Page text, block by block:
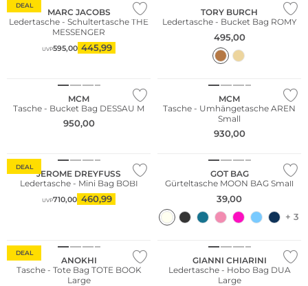
DEAL
MARC JACOBS
Ledertasche - Schultertasche THE
MESSENGER
UVP595,00 445,99
TORY BURCH
Ledertasche - Bucket Bag ROMY
495,00
MCM
Tasche - Bucket Bag DESSAU M
950,00
MCM
Tasche - Umhängetasche AREN
Small
930,00
DEAL
JEROME DREYFUSS
Ledertasche - Mini Bag BOBI
UVP710,00 460,99
GOT BAG
Gürteltasche MOON BAG Small
39,00
+ 3
DEAL
ANOKHI
Tasche - Tote Bag TOTE BOOK
Large
GIANNI CHIARINI
Ledertasche - Hobo Bag DUA
Large